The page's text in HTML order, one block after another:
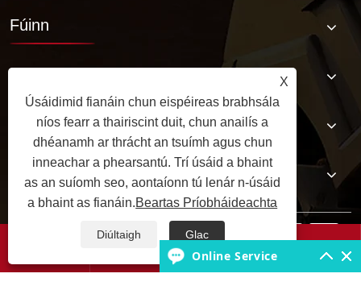
Fúinn
Táirgeacht
Bonn Eolais na mBonn
Glaoigh orainn

X
Úsáidimid fianáin chun eispéireas brabhsála
níos fearr a thairiscint duit, chun anailís a
dhéanamh ar thrácht an tsuímh agus chun
inneachar a phearsantú. Trí úsáid a bhaint
as an suíomh seo, aontaíonn tú lenár n-úsáid
a bhaint as fianáin.Beartas Príobháideachta
Diúltaigh Glac
Online Service